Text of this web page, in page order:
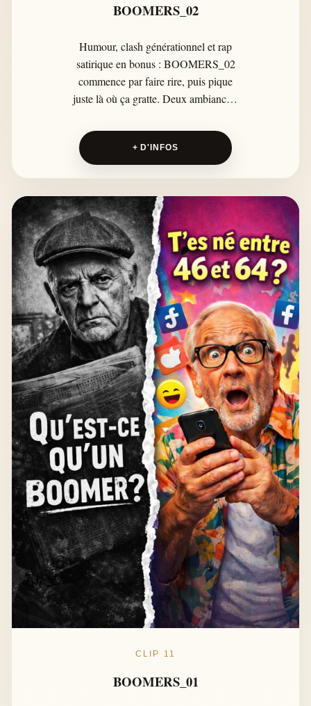
BOOMERS_02
Humour, clash générationnel et rap
satirique en bonus : BOOMERS_02
commence par faire rire, puis pique
juste là où ça gratte. Deux ambiances,
punchlines et le choc entre
générations.
+ D'INFOS
CLIP 11
BOOMERS_01